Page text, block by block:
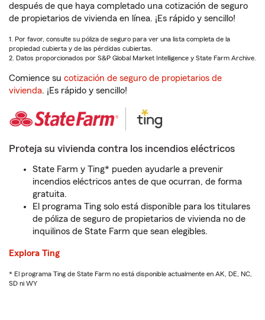
después de que haya completado una cotización de seguro
de propietarios de vivienda en línea. ¡Es rápido y sencillo!
1. Por favor, consulte su póliza de seguro para ver una lista completa de la
propiedad cubierta y de las pérdidas cubiertas.
2. Datos proporcionados por S&P Global Market Intelligence y State Farm Archive.
Comience su cotización de seguro de propietarios de
vivienda. ¡Es rápido y sencillo!
Proteja su vivienda contra los incendios eléctricos
State Farm y Ting* pueden ayudarle a prevenir
incendios eléctricos antes de que ocurran, de forma
gratuita.
El programa Ting solo está disponible para los titulares
de póliza de seguro de propietarios de vivienda no de
inquilinos de State Farm que sean elegibles.
Explora Ting
* El programa Ting de State Farm no está disponible actualmente en AK, DE, NC,
SD ni WY